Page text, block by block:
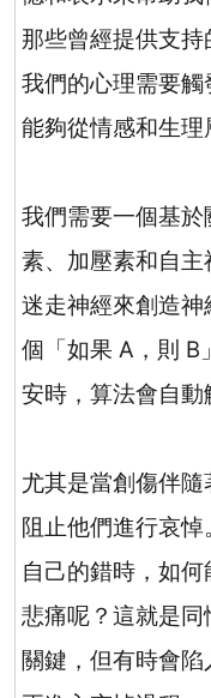
那些曾經提供支持
我們的心理需要
能夠從情感和生理
我們需要一個基
素、加壓素和自
迷走神經來創造
個「如果 A ，則 B
安時，算法會自動
尤其是當創傷伴
阻止他們進行哀
自己的錯時，如
悲痛呢？這就是
關鍵，但有時會